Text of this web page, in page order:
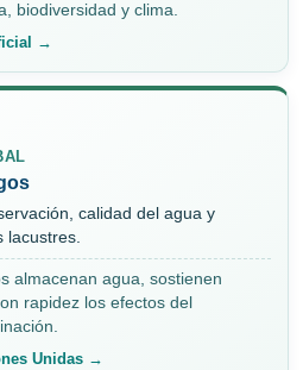
biodiversidad y clima.
→
calidad del agua y
lacustres.
almacenan agua, sostienen
rapidez los efectos del
Unidas →